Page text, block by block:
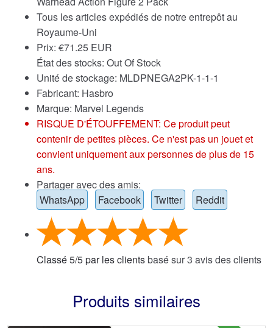
Tous les articles expédiés de notre entrepôt au
Royaume-Uni
Prix: €71.25 EUR
État des stocks: Out Of Stock
Unité de stockage: MLDPNEGA2PK-1-1-1
Fabricant: Hasbro
Marque: Marvel Legends
RISQUE D'ÉTOUFFEMENT: Ce produit peut
contenir de petites pièces. Ce n'est pas un jouet et
convient uniquement aux personnes de plus de 15
ans.
Partager avec des amis:
WhatsApp
Facebook Twitter Reddit
Classé5/5par les clientsbasé sur3 avis des clients
Produits similaires